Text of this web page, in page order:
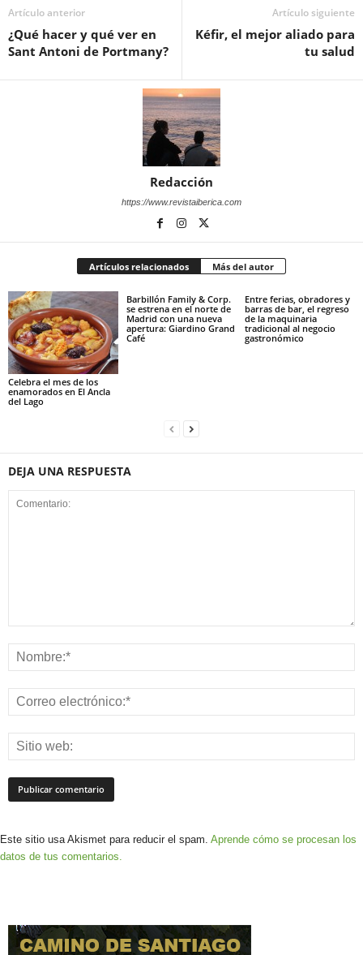
Artículo anterior
¿Qué hacer y qué ver en
Sant Antoni de Portmany?
Artículo siguiente
Kéfir, el mejor aliado para
tu salud
Redacción
https://www.revistaiberica.com
Artículos relacionados Más del autor
Celebra el mes de los
enamorados en El Ancla
del Lago
Barbillón Family & Corp.
se estrena en el norte de
Madrid con una nueva
apertura: Giardino Grand
Café
Entre ferias, obradores y
barras de bar, el regreso
de la maquinaria
tradicional al negocio
gastronómico
DEJA UNA RESPUESTA
Este sitio usa Akismet para reducir el spam. Aprende cómo se procesan los
datos de tus comentarios.